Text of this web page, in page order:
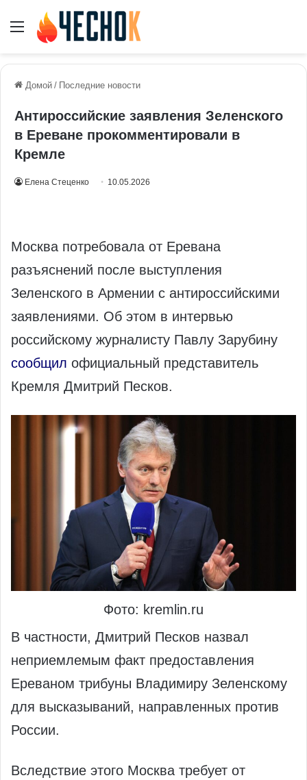
Меню
Домой / Последние новости
Антироссийские заявления Зеленского
в Ереване прокомментировали в
Кремле
Елена Стеценко 10.05.2026
Москва потребовала от Еревана
разъяснений после выступления
Зеленского в Армении с антироссийскими
заявлениями. Об этом в интервью
российскому журналисту Павлу Зарубину
сообщил официальный представитель
Кремля Дмитрий Песков.
Фото: kremlin.ru
В частности, Дмитрий Песков назвал
неприемлемым факт предоставления
Ереваном трибуны Владимиру Зеленскому
для высказываний, направленных против
России.
Вследствие этого Москва требует от